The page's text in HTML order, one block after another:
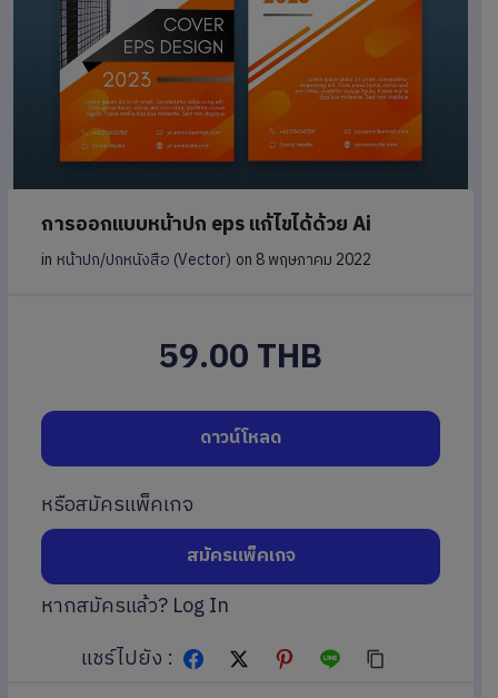
การออกแบบหน้าปก eps แก้ไขได้ด้วย Ai
in หน้าปก/ปกหนังสือ (Vector) on 8 พฤษภาคม 2022
59.00 THB
ดาวน์โหลด
หรือสมัครแพ็คเกจ
สมัครแพ็คเกจ
หากสมัครแล้ว? Log In
แชร์ไปยัง :